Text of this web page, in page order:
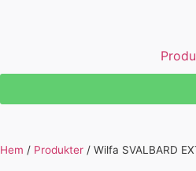
Hem / Produkter / Wilfa SVALBARD